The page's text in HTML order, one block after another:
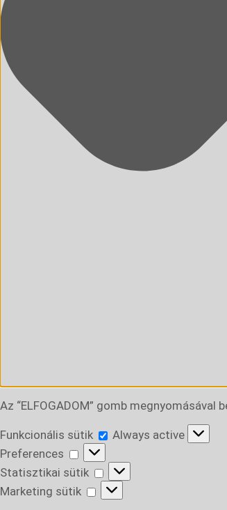
Az “ELFOGADOM” gomb
Funkcionális sütik
Funkcionális
Always active
Preferences
Preferences
Statisztikai sütik
Statisztikai
sütik
Marketing sütik
Marketing
sütik